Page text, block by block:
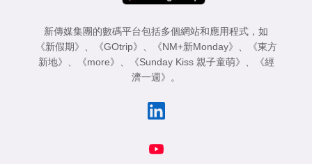
新傳媒集團的數碼平台包括多個網站和應用程式，如
《新假期》
《GOtrip》 《NM+新Monday》
《東方
新地》
《more》 《Sunday Kiss 親子童萌》
《經
濟一週》
。